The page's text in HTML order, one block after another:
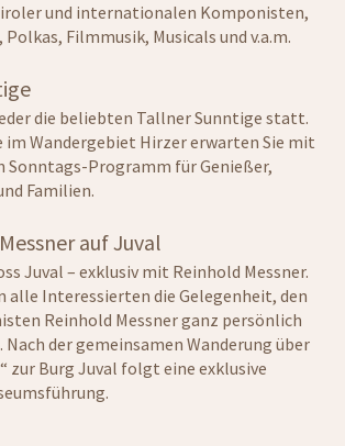
und internationalen Komponisten,
Polkas, Filmmusik, Musicals und v.a.m.
die beliebten Tallner Sunntige statt.
im Wandergebiet Hirzer erwarten Sie mit
Sonntags-Programm für Genießer,
Familien.
auf Juval
Juval – exklusiv mit Reinhold Messner.
alle Interessierten die Gelegenheit, den
Reinhold Messner ganz persönlich
der gemeinsamen Wanderung über
zur Burg Juval folgt eine exklusive